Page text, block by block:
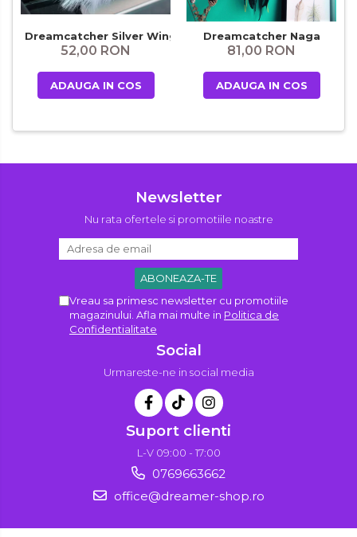
Dreamcatcher Silver Wings
52,00 RON
ADAUGA IN COS
Dreamcatcher Naga
81,00 RON
ADAUGA IN COS
Newsletter
Nu rata ofertele si promotiile noastre
Vreau sa primesc newsletter cu promotiile
magazinului. Afla mai multe in Politica de
Confidentialitate
Social
Urmareste-ne in social media
Suport clienti
L-V 09:00 - 17:00
0769663662
office@dreamer-shop.ro